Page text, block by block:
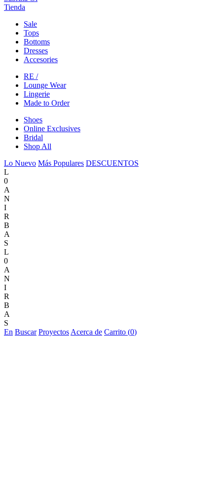
Tienda
Sale
Tops
Bottoms
Dresses
Accesories
RE /
Lounge Wear
Lingerie
Made to Order
Shoes
Online Exclusives
Bridal
Shop All
Lo Nuevo Más Populares DESCUENTOS
L
0
A
N
I
R
B
A
S
L
0
A
N
I
R
B
A
S
En Buscar Proyectos Acerca de Carrito (0)